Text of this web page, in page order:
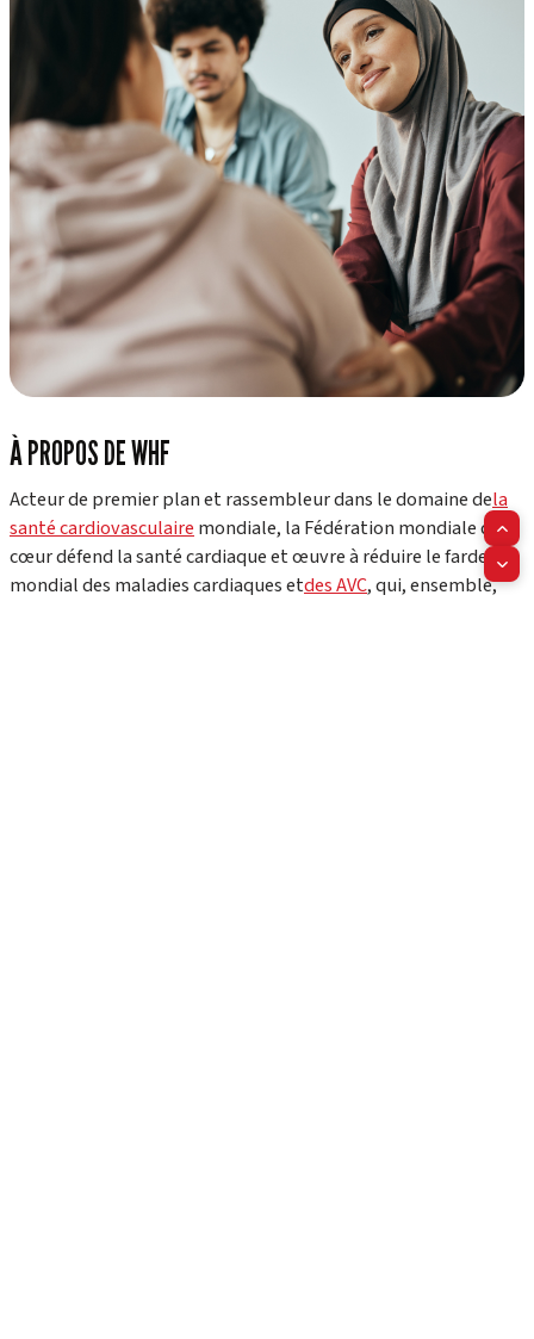
À PROPOS DE WHF
Acteur de premier plan et rassembleur dans le domaine dela
santé cardiovasculaire mondiale, la Fédération mondiale du
cœur défend la santé cardiaque et œuvre à réduire le fardeau
mondial des maladies cardiaques etdes AVC, qui, ensemble,